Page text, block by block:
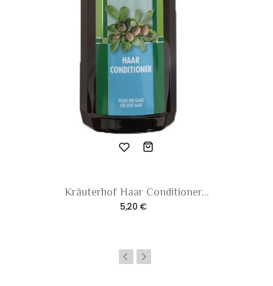
Kräuterhof Haar Conditioner...
5,20 €